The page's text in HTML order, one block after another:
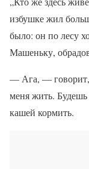
избушке жил
было: он по лесу
Машеньку,
— Ага, — говорит,
меня жить.
кашей кормить.